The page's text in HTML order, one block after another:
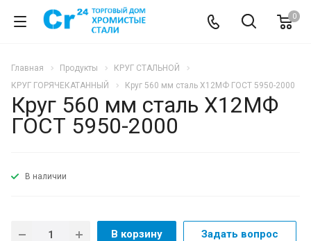
0
Главная Продукты
КРУГ СТАЛЬНОЙ
КРУГ ГОРЯЧЕКАТАННЫЙ
Круг 560 мм сталь Х12МФ ГОСТ 5950-2000
Круг 560 мм сталь Х12МФ
ГОСТ 5950-2000
В наличии
В корзину Задать вопрос